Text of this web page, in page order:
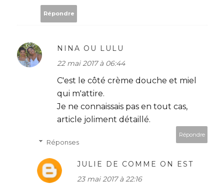
Répondre
NINA OU LULU
22 mai 2017 à 06:44
C'est le côté crème douche et miel
qui m'attire.
Je ne connaissais pas en tout cas,
article joliment détaillé.
Répondre
Réponses
JULIE DE COMME ON EST
23 mai 2017 à 22:16